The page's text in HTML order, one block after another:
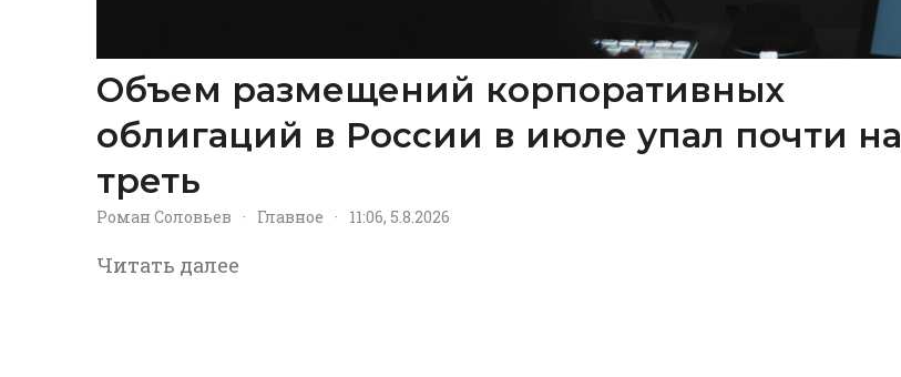
Объем размещений корпоративных
облигаций в России в июле упал почти на
треть
Роман Соловьев · Главное · 11:06, 5.8.2026
Читать далее